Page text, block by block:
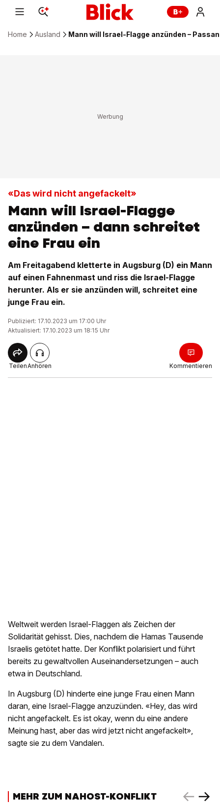
Home Ausland Mann will Israel-Flagge anzünden –
«Das wird nicht angefackelt»
Mann will Israel-Flagge
anzünden – dann schreitet
eine Frau ein
Am Freitagabend kletterte in Augsburg (D) ein Mann
auf einen Fahnenmast und riss die Israel-Flagge
herunter. Als er sie anzünden will, schreitet eine
junge Frau ein.
Publiziert: 17.10.2023 um 17:00 Uhr
Aktualisiert: 17.10.2023 um 18:15 Uhr
TeilenAnhören Kommentieren
Weltweit werden Israel-Flaggen als Zeichen der
Solidarität gehisst. Dies, nachdem die Hamas Tausende
Israelis getötet hatte. Der Konflikt polarisiert und führt
bereits zu gewaltvollen Auseinandersetzungen – auch
etwa in Deutschland.
In Augsburg (D) hinderte eine junge Frau einen Mann
daran, eine Israel-Flagge anzuzünden. «Hey, das wird
nicht angefackelt. Es ist okay, wenn du eine andere
Meinung hast, aber das wird jetzt nicht angefackelt»,
sagte sie zu dem Vandalen.
MEHR ZUM NAHOST-KONFLIKT